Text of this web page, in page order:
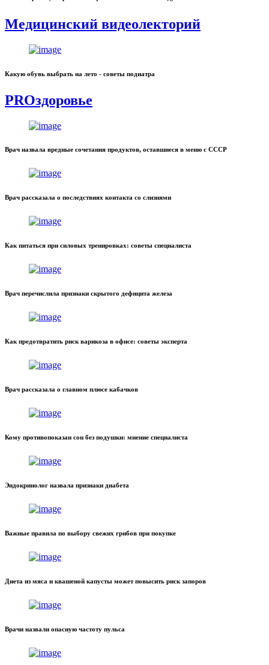
Медицинский видеолекторий
Какую обувь выбрать на лето - советы подиатра
PROздоровье
Врач назвала вредные сочетания продуктов, оставшиеся в меню с СССР
Врач рассказала о последствиях контакта со слизнями
Как питаться при силовых тренировках: советы специалиста
Врач перечислила признаки скрытого дефицита железа
Как предотвратить риск варикоза в офисе: советы эксперта
Врач рассказала о главном плюсе кабачков
Кому противопоказан сон без подушки: мнение специалиста
Эндокринолог назвала признаки диабета
Важные правила по выбору свежих грибов при покупке
Диета из мяса и квашеной капусты может повысить риск запоров
Врачи назвали опасную частоту пульса